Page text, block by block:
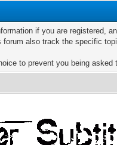
if you are registered,
also track the specific
to prevent you being